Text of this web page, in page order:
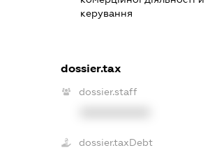
керування
dossier.tax
dossier.staff
dossier.taxDebt